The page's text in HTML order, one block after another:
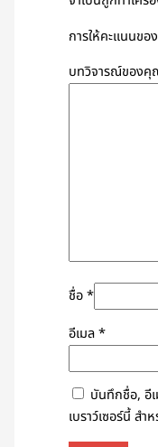
การให้คะแนนข
บทวิจารณ์ของ
ชื่อ*
อีเมล*
บันทึกชื่อ, อี
เบราว์เซอร์นี้ ส